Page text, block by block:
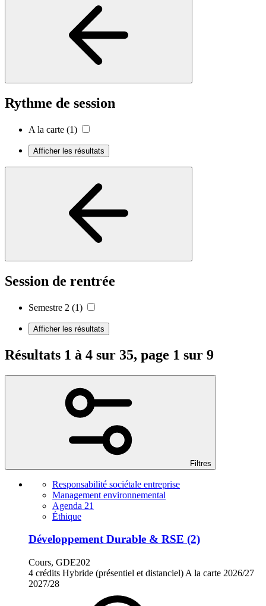
Rythme de session
A la carte (1)
Afficher les résultats
Session de rentrée
Semestre 2 (1)
Afficher les résultats
Résultats 1 à 4 sur 35, page 1 sur 9
Filtres
Responsabilité sociétale entreprise
Management environnemental
Agenda 21
Éthique
Développement Durable & RSE (2)
Cours, GDE202
4 crédits Hybride (présentiel et distanciel) A la carte 2026/27
2027/28